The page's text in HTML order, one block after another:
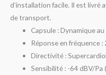
d’installation facile. Il est
de transport.
Capsule : Dynamique
Réponse en fréquence :
Directivité :
Sensibilité : -64 dBV/Pa